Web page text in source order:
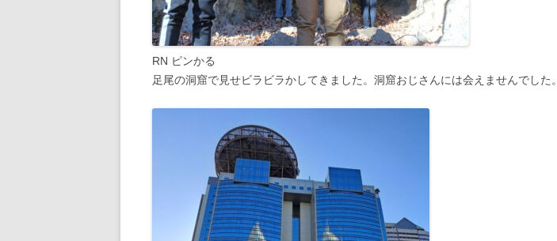
RN ピンかる
足尾の洞窟で見せビラビラかしてきました。洞窟おじさんには会えませんでした。